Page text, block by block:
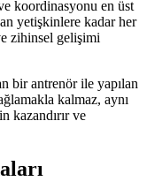
koordinasyonu en üst
yetişkinlere kadar her
zihinsel gelişimi
bir antrenör ile yapılan
kalmaz, aynı
kazandırır ve